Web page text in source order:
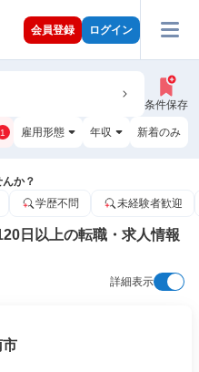
会員登録 ログイン
条件保存
1 雇用形態 年収 新着のみ
か？
学歴不問 未経験者歓迎
日以上の転職・求人情報
詳細表示
市